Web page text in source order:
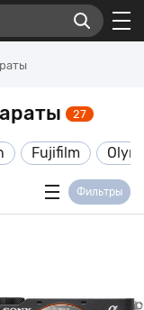
27
Fujifilm
Фильтры